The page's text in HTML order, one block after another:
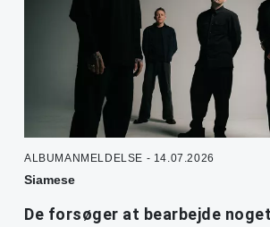
ALBUMANMELDELSE - 14.07.2026
Siamese
De forsøger at bearbejde